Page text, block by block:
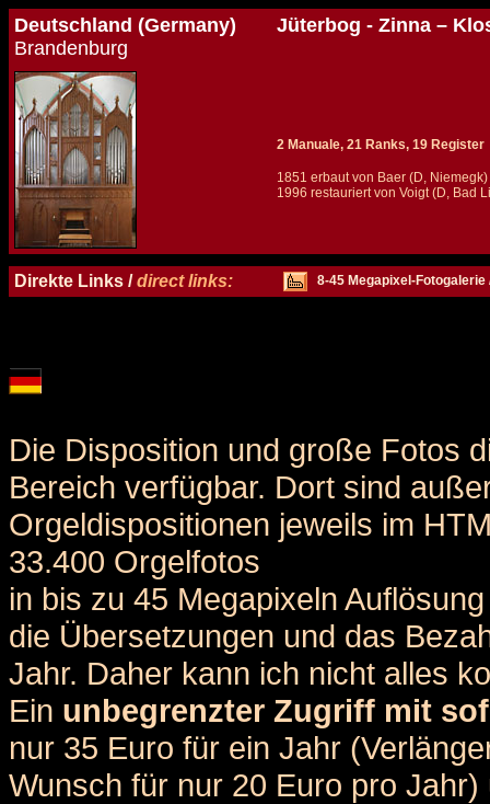
Deutschland (Germany)
Brandenburg
Jüterbog - Zinna –
2 Manuale, 21 Ranks, 19 Register
1851 erbaut von Baer (D, Niemegk)
1996 restauriert von Voigt (D, Bad
Direkte Links /direct links: 8-45 Megapixel-Fotogalerie
Die Disposition und große Fotos
Bereich verfügbar. Dort sind
Orgeldispositionen jeweils im
33.400 Orgelfotos
in bis zu 45 Megapixeln
die Übersetzungen und das
Jahr. Daher kann ich nicht alles
Ein unbegrenzter Zugriff mit
nur 35 Euro für ein Jahr
Wunsch für nur 20 Euro pro